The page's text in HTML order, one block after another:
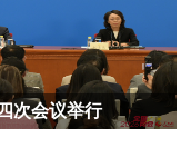
次会议举行